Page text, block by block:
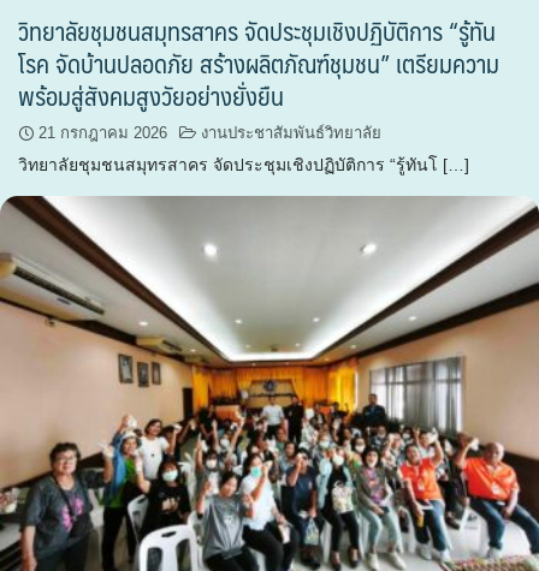
วิทยาลัยชุมชนสมุทรสาคร จัดประชุมเชิงปฏิบัติการ “รู้ทัน
โรค จัดบ้านปลอดภัย สร้างผลิตภัณฑ์ชุมชน” เตรียมความ
พร้อมสู่สังคมสูงวัยอย่างยั่งยืน
21 กรกฎาคม 2026 งานประชาสัมพันธ์วิทยาลัย
วิทยาลัยชุมชนสมุทรสาคร จัดประชุมเชิงปฏิบัติการ “รู้ทันโ […]